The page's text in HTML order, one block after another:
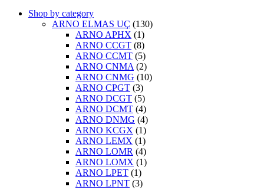
Shop by category
ARNO ELMAS UÇ (130)
ARNO APHX (1)
ARNO CCGT (8)
ARNO CCMT (5)
ARNO CNMA (2)
ARNO CNMG (10)
ARNO CPGT (3)
ARNO DCGT (5)
ARNO DCMT (4)
ARNO DNMG (4)
ARNO KCGX (1)
ARNO LEMX (1)
ARNO LOMR (4)
ARNO LOMX (1)
ARNO LPET (1)
ARNO LPNT (3)